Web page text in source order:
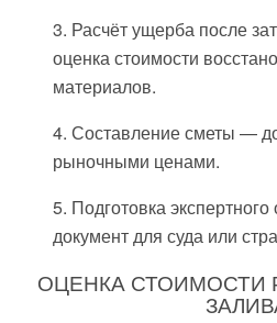
3. Расчёт ущерба после
оценка стоимости
материалов.
4. Составление сметы —
рыночными ценами.
5. Подготовка
документ для суда или
ОЦЕНКА СТОИМОСТИ